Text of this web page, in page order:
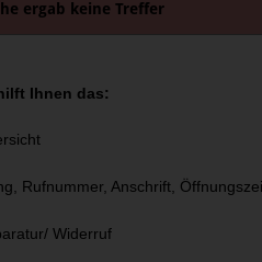
ergab keine Treffer
Ihnen das:
Rufnummer, Anschrift,
Widerruf